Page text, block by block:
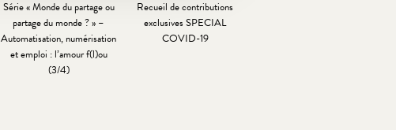
Série « Monde du partage ou
partage du monde ? » –
Automatisation, numérisation
et emploi : l’amour f(l)ou
(3/4)
Recueil de contributions
exclusives SPECIAL
COVID-19